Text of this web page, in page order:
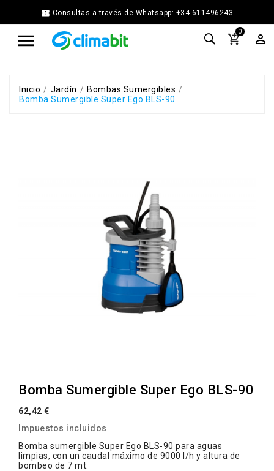
 Consultas a través de Whatsapp: +34 611496243

Home
Agua
Chimenea
Modular

0

Inicio Jardín
Bombas Sumergibles
Bomba Sumergible Super Ego BLS-90
Bomba Sumergible Super Ego BLS-90
62,42 €
Impuestos incluidos
Bomba sumergible Super Ego BLS-90 para aguas
limpias, con un caudal máximo de 9000 l/h y altura de
bombeo de 7 mt.